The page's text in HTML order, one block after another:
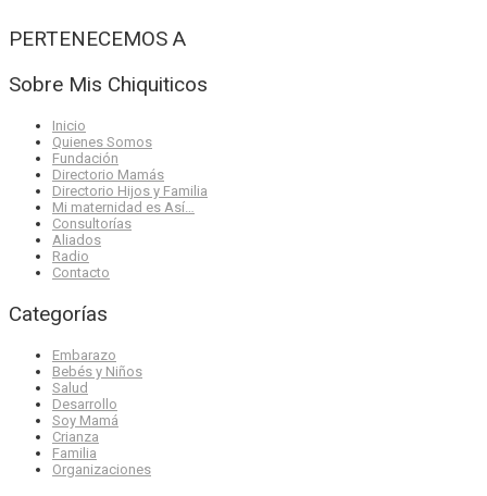
PERTENECEMOS A
Sobre Mis Chiquiticos
Inicio
Quienes Somos
Fundación
Directorio Mamás
Directorio Hijos y Familia
Mi maternidad es Así…
Consultorías
Aliados
Radio
Contacto
Categorías
Embarazo
Bebés y Niños
Salud
Desarrollo
Soy Mamá
Crianza
Familia
Organizaciones